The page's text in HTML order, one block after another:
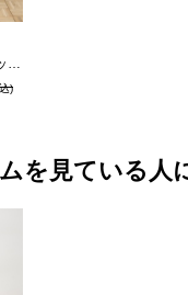
)
を見ている人